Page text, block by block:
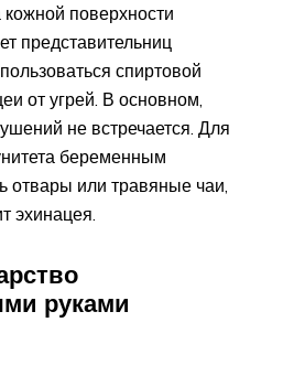
поверхности
представительниц
спиртовой
от угрей. В основном,
не встречается. Для
беременным
отвары или травяные чаи,
эхинацея.
руками